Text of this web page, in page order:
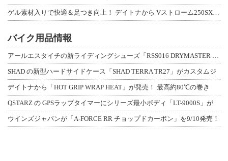
ゲル素材入りで快適＆足つき向上！ デイトナから Vストローム250SX用「快適ロ
バイク用品情報
アールエスタイチの新ライディングシューズ「RSS016 DRYMASTER スト
SHAD の新型ハードサイドケース「SHAD TERRA TR27」がカスタムジ
デイトナから「HOT GRIP WRAP HEAT」が発売！ 最高約80℃の巻き
QSTARZ の GPSラップタイマーにシリーズ最小ボディ「LT-9000S」が
ウインズジャパンが「A-FORCE RR チョップドカーボン」を9/10発売！